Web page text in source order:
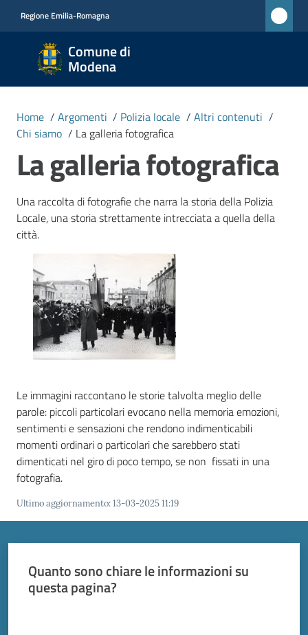
Regione Emilia-Romagna
Comune di
Modena
Comune
di
Modena
CIVICA
MONET
Amministrazione
Novità
Servizi
Vivere
Modena
Argomenti
Menu selezionato
Seguici
Home / Argomenti / Polizia locale / Altri contenuti /
Chi siamo / La galleria fotografica
La galleria fotografica
Una raccolta di fotografie che narra la storia della Polizia
Locale, una storia strettamente intrecciata a quella della
città.
Le immagini raccontano le storie talvolta meglio delle
parole: piccoli particolari evocano nella memoria emozioni,
sentimenti e sensazioni che rendono indimenticabili
momenti ordinari o particolari che sarebbero stati
dimenticati nel giro di poco tempo, se non fissati in una
fotografia.
Ultimo aggiornamento:13-03-2025 11:19
Quanto sono chiare le informazioni su
questa pagina?